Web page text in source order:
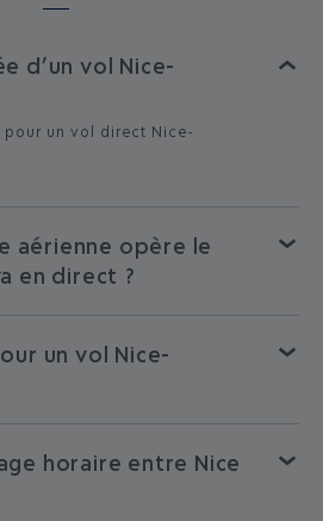
d’un vol Nice-
un vol direct Nice-
aérienne opère le
en direct ?
un vol Nice-
horaire entre Nice